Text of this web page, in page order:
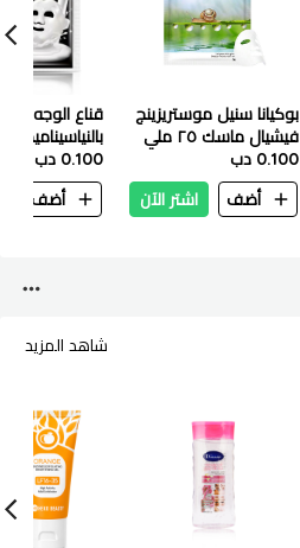
بوكيانا سنيل موستريزينج
فيشيال ماسك ٢٥ ملي
0.100 دب
أضف
اشتر الآن
قناع الوجه
بالنياسيناميد
25 مل
0.100 دب
أضف
شاهد المزيد